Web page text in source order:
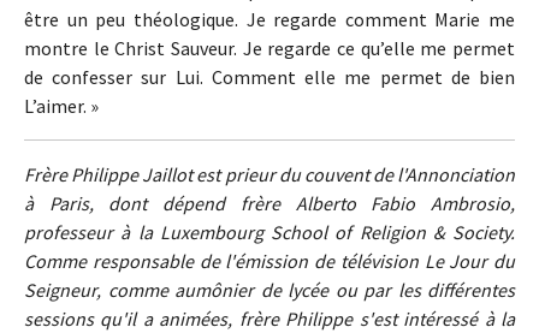
être un peu théologique. Je regarde comment Marie me
montre le Christ Sauveur. Je regarde ce qu’elle me permet
de confesser sur Lui. Comment elle me permet de bien
L’aimer. »
Frère Philippe Jaillot est prieur du couvent de l'Annonciation
à Paris, dont dépend frère Alberto Fabio Ambrosio,
professeur à la Luxembourg School of Religion & Society.
Comme responsable de l'émission de télévision Le Jour du
Seigneur, comme aumônier de lycée ou par les différentes
sessions qu'il a animées, frère Philippe s'est intéressé à la